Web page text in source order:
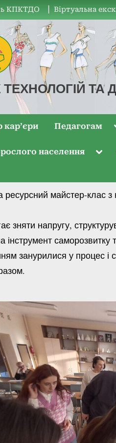
КПКТДО ▏Віртуальна
ТА
кар’єри Педагогам
населення
майстер-клас з
напругу,
саморозвитку
у процес і